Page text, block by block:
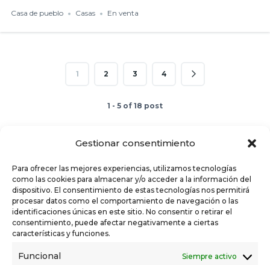
Gestionar consentimiento
Para ofrecer las mejores experiencias, utilizamos tecnologías
como las cookies para almacenar y/o acceder a la información del
dispositivo. El consentimiento de estas tecnologías nos permitirá
procesar datos como el comportamiento de navegación o las
identificaciones únicas en este sitio. No consentir o retirar el
consentimiento, puede afectar negativamente a ciertas
características y funciones.
Funcional Siempre activo
Casa de pueblo Casas En venta
1 2 3 4
1 - 5 of 18 post
Estatik
POST RECIENTES
Campaña de la Renta 2026: Este año, nos ocupamos
de todo por ti
EL REGISTRO DE LA PROPIEDAD: QUÉ ES Y QUÉ
HACE EL REGISTRADOR